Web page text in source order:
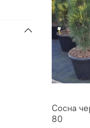
Сосна
80